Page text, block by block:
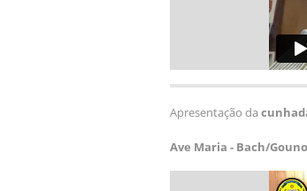
Apresentação da
Ave Maria - Bach/